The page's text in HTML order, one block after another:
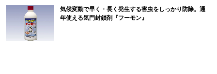
気候変動で早く・長く発生する害虫をしっかり防除。通
年使える気門封鎖剤『フーモン』